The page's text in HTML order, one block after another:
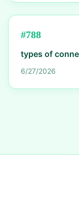
#788
types of
6/27/2026